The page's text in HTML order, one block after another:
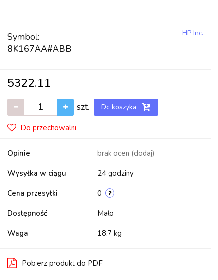
Symbol:
8K167AA#ABB
HP Inc.
5322.11
szt. Do koszyka
Do przechowalni
Opinie brak ocen (dodaj)
Wysyłka w ciągu 24 godziny
Cena przesyłki 0
Dostępność Mało
Waga 18.7 kg
Pobierz produkt do PDF